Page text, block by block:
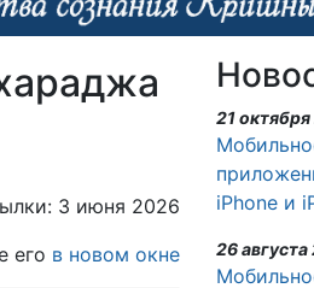
3 июня 2026
его в новом окне
21
iPhone и
26